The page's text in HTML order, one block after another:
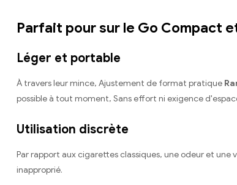
Parfait pour sur le Go Compact
Léger et portable
À travers leur mince, Ajustement de format pratique
possible à tout moment, Sans effort ni exigence
Utilisation discrète
Par rapport aux cigarettes classiques, une odeur et
inapproprié.